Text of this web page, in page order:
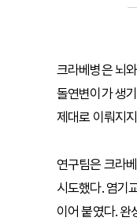
크라베병은 뇌
돌연변이가 생
제대로 이뤄지
연구팀은 크라
시도했다. 염기
이어 붙였다. 완